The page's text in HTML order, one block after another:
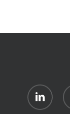
linkedin